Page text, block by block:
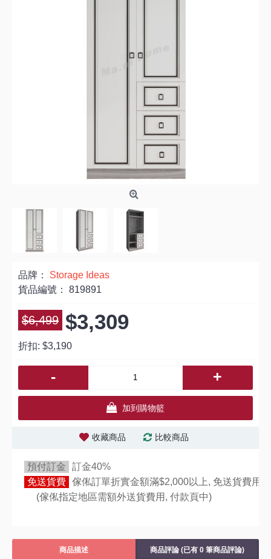
品牌： Storage Ideas
貨品編號： 819891
$6,499 $3,309
折扣: $3,190
- +
加到購物籃
收藏商品 比較商品
預付訂金
訂金40%
免送貨費 傢俬訂單折實金額滿$2,000以上, 免送貨費用,
(傢俬指定地區需額外送貨費用, 付款頁中)
商品描述 商品評論 (已有 0 筆商品評論)